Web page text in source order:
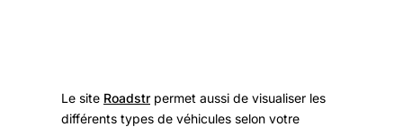
Le site Roadstr permet aussi de visualiser les
différents types de véhicules selon votre